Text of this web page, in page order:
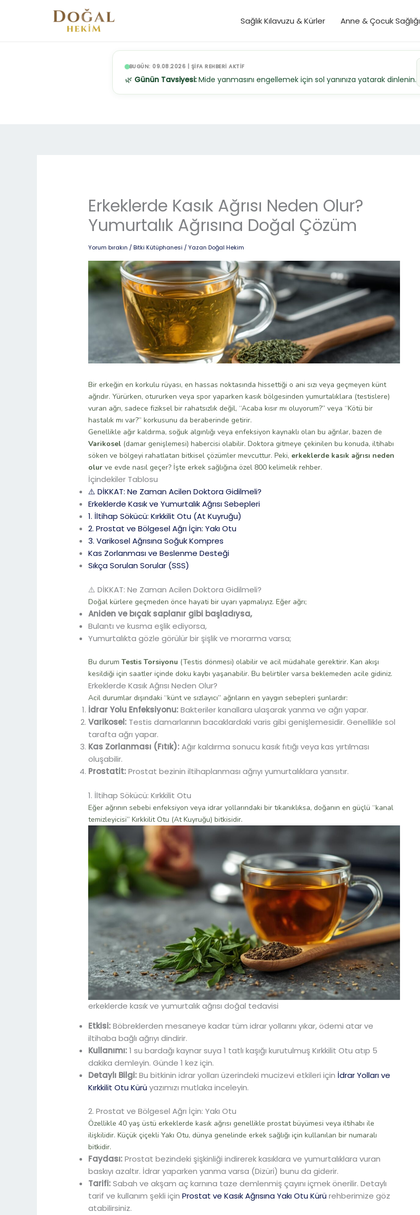
Sağlık Kılavuzu & Kürler Anne & Çocuk Sağlığı
BUGÜN: 09.08.2026 | ŞİFA REHBERİ AKTİF
🌿 Günün Tavsiyesi: Mide yanmasını engellemek için sol yanınıza yatarak dinlenin.
Erkeklerde Kasık Ağrısı Neden Olur?
Yumurtalık Ağrısına Doğal Çözüm
Yorum bırakın /Bitki Kütüphanesi / Yazan Doğal Hekim
Bir erkeğin en korkulu rüyası, en hassas noktasında hissettiği o ani sızı veya geçmeyen künt
ağrıdır. Yürürken, otururken veya spor yaparken kasık bölgesinden yumurtalıklara (testislere)
vuran ağrı, sadece fiziksel bir rahatsızlık değil, “Acaba kısır mı oluyorum?” veya “Kötü bir
hastalık mı var?” korkusunu da beraberinde getirir.
Genellikle ağır kaldırma, soğuk algınlığı veya enfeksiyon kaynaklı olan bu ağrılar, bazen de
Varikosel (damar genişlemesi) habercisi olabilir. Doktora gitmeye çekinilen bu konuda, iltihabı
söken ve bölgeyi rahatlatan bitkisel çözümler mevcuttur. Peki, erkeklerde kasık ağrısı neden
olur ve evde nasıl geçer? İşte erkek sağlığına özel 800 kelimelik rehber.
İçindekiler Tablosu
⚠️ DİKKAT: Ne Zaman Acilen Doktora Gidilmeli?
Erkeklerde Kasık ve Yumurtalık Ağrısı Sebepleri
1. İltihap Sökücü: Kırkkilit Otu (At Kuyruğu)
2. Prostat ve Bölgesel Ağrı İçin: Yakı Otu
3. Varikosel Ağrısına Soğuk Kompres
Kas Zorlanması ve Beslenme Desteği
Sıkça Sorulan Sorular (SSS)
⚠️ DİKKAT: Ne Zaman Acilen Doktora Gidilmeli?
Doğal kürlere geçmeden önce hayati bir uyarı yapmalıyız. Eğer ağrı;
Aniden ve bıçak saplanır gibi başladıysa,
Bulantı ve kusma eşlik ediyorsa,
Yumurtalıkta gözle görülür bir şişlik ve morarma varsa;
Bu durumTestis Torsiyonu (Testis dönmesi) olabilir ve acil müdahale gerektirir. Kan akışı
kesildiği için saatler içinde doku kaybı yaşanabilir. Bu belirtiler varsa beklemeden acile gidiniz.
Erkeklerde Kasık Ağrısı Neden Olur?
Acil durumlar dışındaki “künt ve sızlayıcı” ağrıların en yaygın sebepleri şunlardır:
İdrar Yolu Enfeksiyonu:Bakteriler kanallara ulaşarak yanma ve ağrı yapar.
Varikosel: Testis damarlarının bacaklardaki varis gibi genişlemesidir. Genellikle sol
tarafta ağrı yapar.
Kas Zorlanması (Fıtık):Ağır kaldırma sonucu kasık fıtığı veya kas yırtılması
oluşabilir.
Prostatit:Prostat bezinin iltihaplanması ağrıyı yumurtalıklara yansıtır.
1. İltihap Sökücü: Kırkkilit Otu
Eğer ağrının sebebi enfeksiyon veya idrar yollarındaki bir tıkanıklıksa, doğanın en güçlü “kanal
temizleyicisi” Kırkkilit Otu (At Kuyruğu) bitkisidir.
erkeklerde kasık ve yumurtalık ağrısı doğal tedavisi
Etkisi:Böbreklerden mesaneye kadar tüm idrar yollarını yıkar, ödemi atar ve
iltihaba bağlı ağrıyı dindirir.
Kullanımı:1 su bardağı kaynar suya 1 tatlı kaşığı kurutulmuş Kırkkilit Otu atıp 5
dakika demleyin. Günde 1 kez için.
Detaylı Bilgi:Bu bitkinin idrar yolları üzerindeki mucizevi etkileri için İdrar Yolları ve
Kırkkilit Otu Kürüyazımızı mutlaka inceleyin.
2. Prostat ve Bölgesel Ağrı İçin: Yakı Otu
Özellikle 40 yaş üstü erkeklerde kasık ağrısı genellikle prostat büyümesi veya iltihabı ile
ilişkilidir. Küçük çiçekli Yakı Otu, dünya genelinde erkek sağlığı için kullanılan bir numaralı
bitkidir.
Faydası:Prostat bezindeki şişkinliği indirerek kasıklara ve yumurtalıklara vuran
baskıyı azaltır. İdrar yaparken yanma varsa (Dizüri) bunu da giderir.
Tarifi:Sabah ve akşam aç karnına taze demlenmiş çayını içmek önerilir. Detaylı
tarif ve kullanım şekli içinProstat ve Kasık Ağrısına Yakı Otu Kürürehberimize göz
atabilirsiniz.